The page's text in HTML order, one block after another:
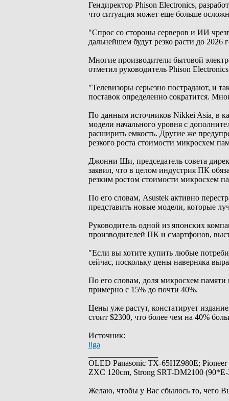
Гендиректор Phison Electronics,
что ситуация может еще больше
"Спрос со стороны серверов и ИИ
дальнейшем будут резко расти до 2026
Многие производители бытовой
отметил руководитель Phison
"Телевизоры серьезно пострадают, и
поставок определенно сократится.
По данным источников Nikkei Asia, в
модели начального уровня с
расширить емкость. Другие же
резкого роста стоимости микросхем
Джонни Ши, председатель совета
заявил, что в целом индустрия ПК
резким ростом стоимости микросхем
По его словам, Asustek активно
представить новые модели, которые
Руководитель одной из японских
производителей ПК и смартфонов,
"Если вы хотите купить любые
сейчас, поскольку цены наверняка
По его словам, доля микросхем
примерно с 15% до почти 40%.
Цены уже растут, констатирует
стоит $2300, что более чем на 40%
Источник:
liga
OLED Panasonic TX-65HZ980E;
ZXC 120cm, Strong SRT-DM2100
Желаю, чтобы у Вас сбылось то, чего